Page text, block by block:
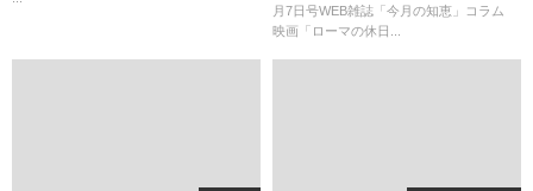
月7日号WEB雑誌「今月の知恵」コラム
映画「ローマの休日...